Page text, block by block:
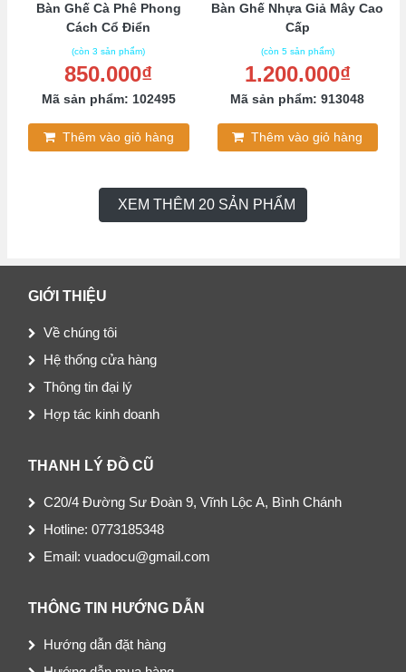
Bàn Ghế Cà Phê Phong
Cách Cổ Điển
(còn 3 sản phẩm)
850.000₫
Mã sản phẩm: 102495
Thêm vào giỏ hàng
Bàn Ghế Nhựa Giả Mây Cao
Cấp
(còn 5 sản phẩm)
1.200.000₫
Mã sản phẩm: 913048
Thêm vào giỏ hàng
XEM THÊM 20 SẢN PHẨM
GIỚI THIỆU
Về chúng tôi
Hệ thống cửa hàng
Thông tin đại lý
Hợp tác kinh doanh
THANH LÝ ĐỒ CŨ
C20/4 Đường Sư Đoàn 9, Vĩnh Lộc A, Bình Chánh
Hotline: 0773185348
Email: vuadocu@gmail.com
THÔNG TIN HƯỚNG DẪN
Hướng dẫn đặt hàng